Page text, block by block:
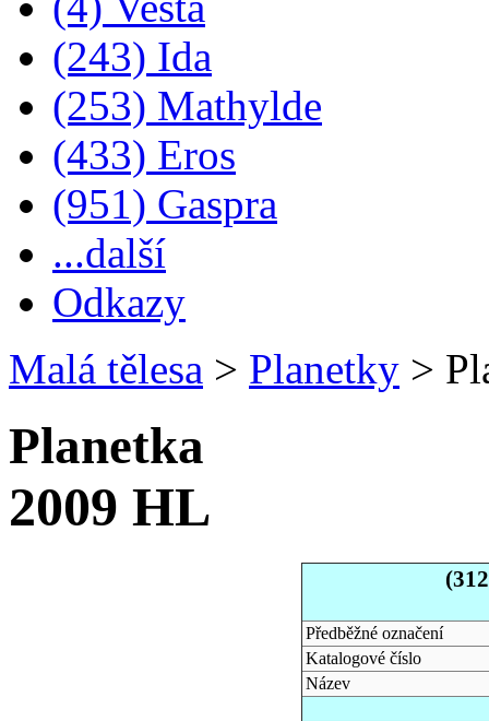
(243) Ida
(253) Mathylde
(433) Eros
(951) Gaspra
...další
Odkazy
Malá tělesa > Planetky >
Planetka
2009 HL
Předběžné označení
Katalogové číslo
Název